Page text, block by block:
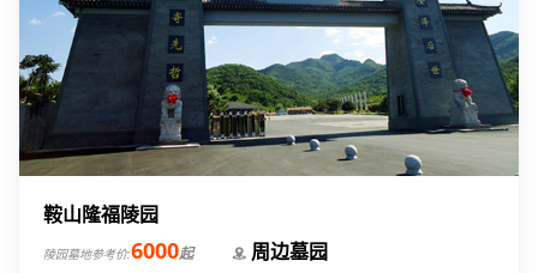
鞍山隆福陵园
陵园墓地参考价:6000起 周边墓园